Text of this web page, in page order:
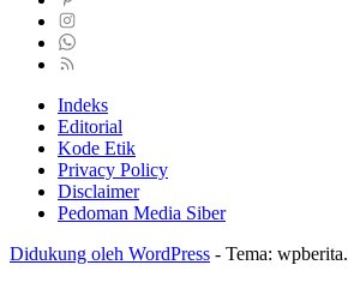
Indeks
Editorial
Kode Etik
Privacy Policy
Disclaimer
Pedoman Media Siber
Didukung oleh WordPress - Tema: wpberita.